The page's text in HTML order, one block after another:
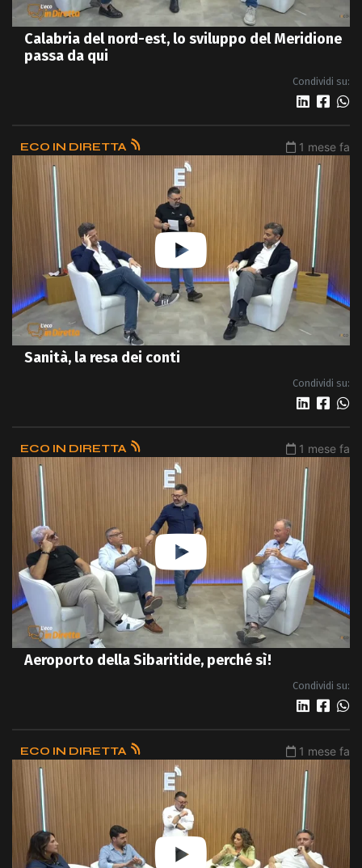
Calabria del nord-est, lo sviluppo del Meridione
passa da qui
Condividi su:
ECO IN DIRETTA 1 mese fa
Sanità, la resa dei conti
Condividi su:
ECO IN DIRETTA 1 mese fa
Aeroporto della Sibaritide, perché sì!
Condividi su:
ECO IN DIRETTA 1 mese fa